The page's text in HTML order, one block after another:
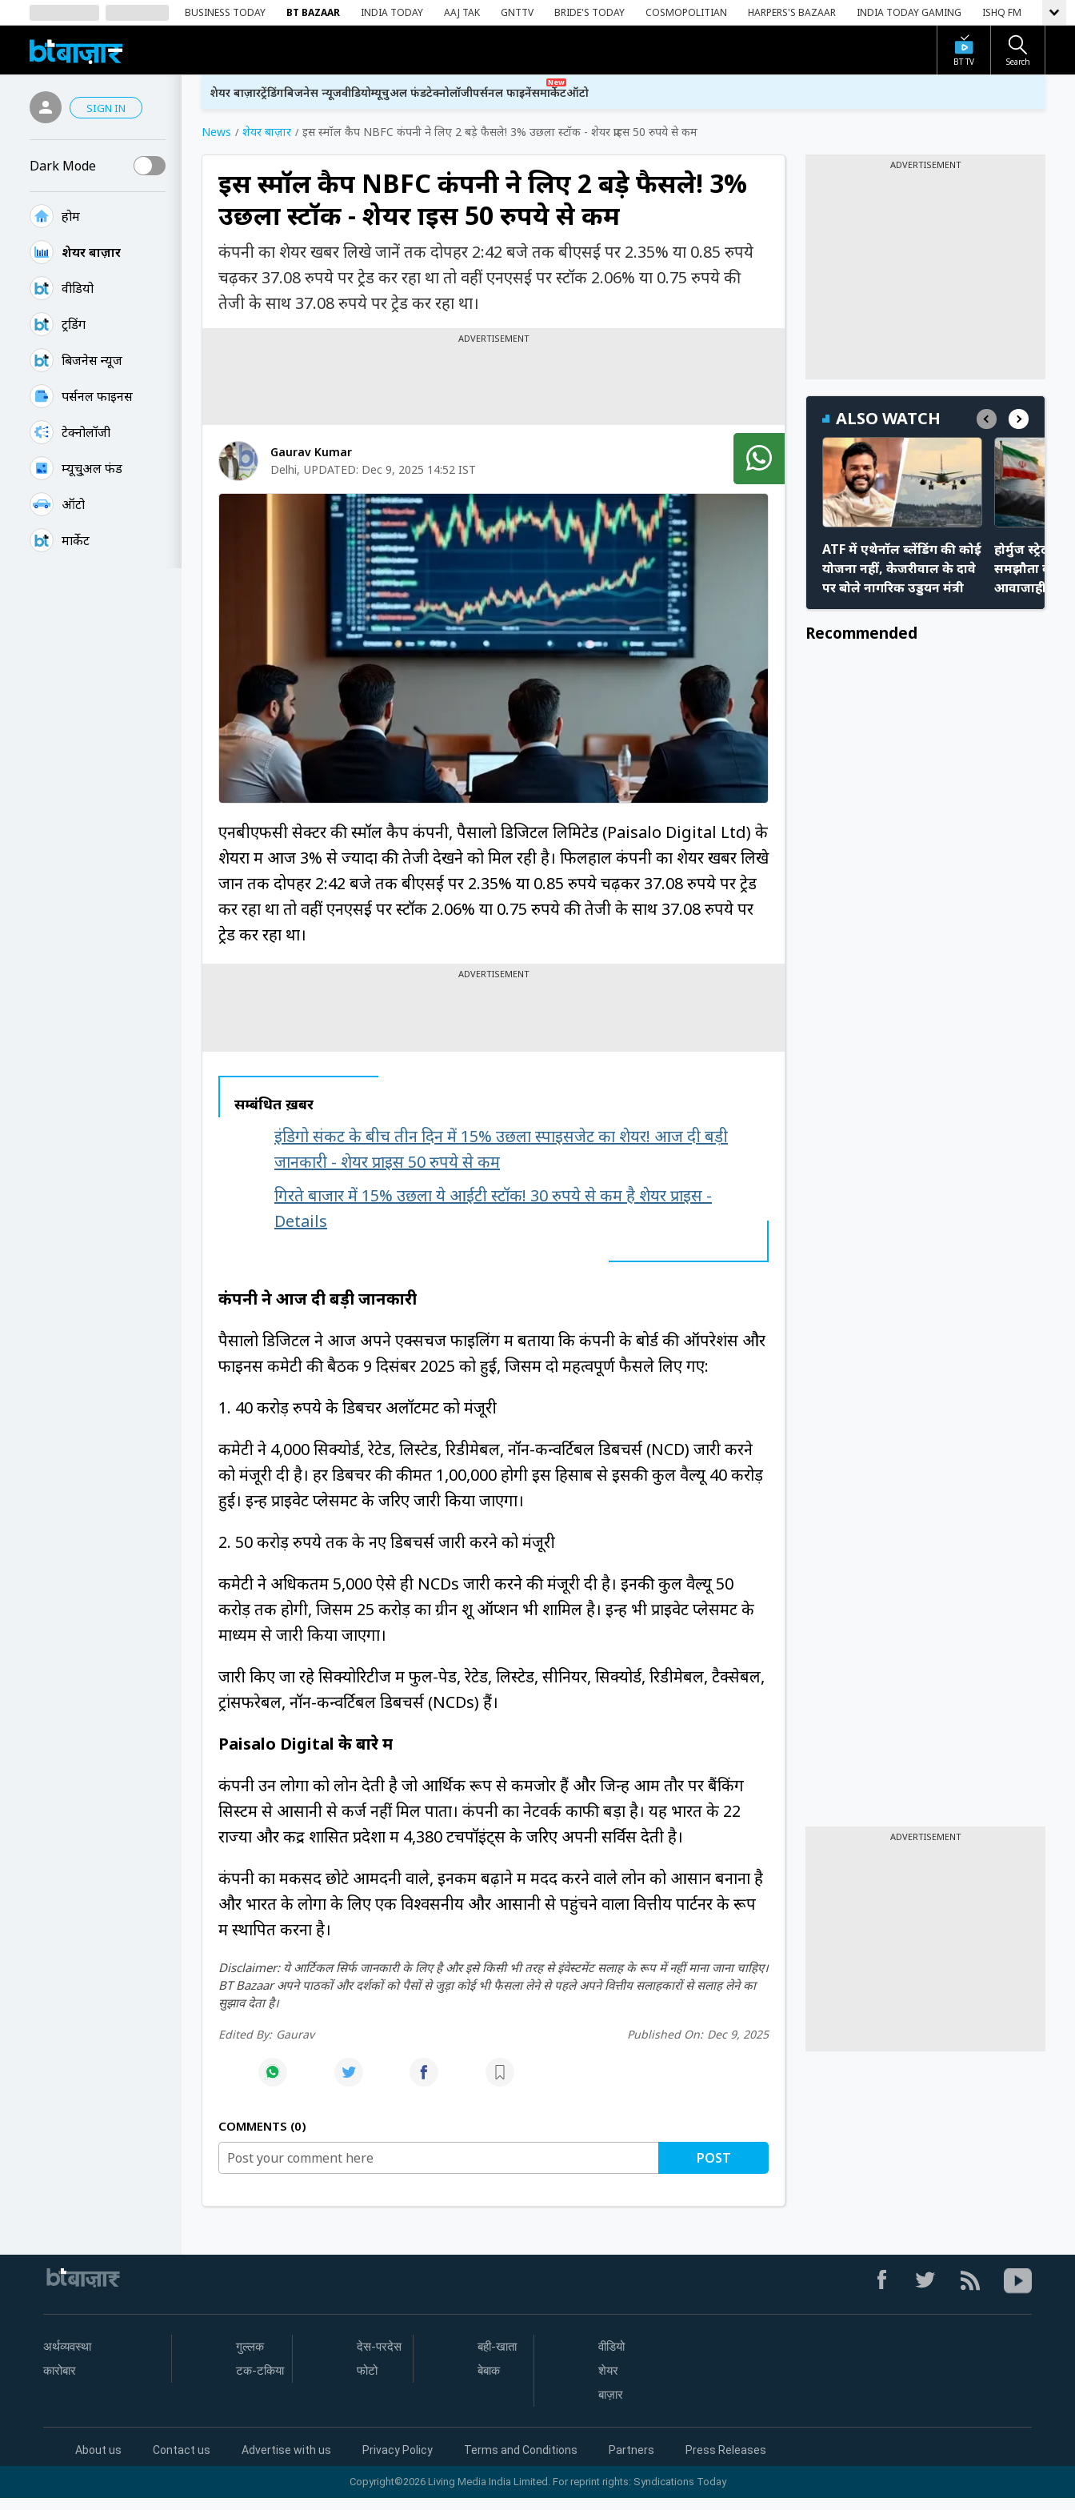
BUSINESS TODAY BT BAZAAR INDIA TODAY AAJ TAK GNTTV BRIDE'S TODAY COSMOPOLITIAN HARPERS'S BAZAAR INDIA TODAY GAMING ISHQ FM
BT TV Search
SIGN IN
Dark Mode
होम
शेयर बाज़ार
वीडियो
ट्रेंडिंग
बिजनेस न्यूज
पर्सनल फाइनेंस
टेक्नोलॉजी
म्यूचु्अल फंड
ऑटो
मार्केट
शेयर बाज़ारट्रेंडिंगबिजनेस न्यूजवीडियोम्यूचुअल फंडटेक्नोलॉजीपर्सनल फाइनेंस
New
मार्केटऑटो
News शेयर बाज़ार इस स्मॉल कैप NBFC कंपनी ने लिए 2 बड़े फैसले! 3% उछला स्टॉक - शेयर प्राइस 50 रुपये से कम
इस स्मॉल कैप NBFC कंपनी ने लिए 2 बड़े फैसले! 3%
उछला स्टॉक - शेयर प्राइस 50 रुपये से कम
कंपनी का शेयर खबर लिखे जानें तक दोपहर 2:42 बजे तक बीएसई पर 2.35% या 0.85 रुपये
चढ़कर 37.08 रुपये पर ट्रेड कर रहा था तो वहीं एनएसई पर स्टॉक 2.06% या 0.75 रुपये की
तेजी के साथ 37.08 रुपये पर ट्रेड कर रहा था।
ADVERTISEMENT
Gaurav Kumar
Delhi, UPDATED: Dec 9, 2025 14:52 IST
एनबीएफसी सेक्टर की स्मॉल कैप कंपनी, पैसालो डिजिटल लिमिटेड (Paisalo Digital Ltd) के
शेयरों में आज 3% से ज्यादा की तेजी देखने को मिल रही है। फिलहाल कंपनी का शेयर खबर लिखे
जानें तक दोपहर 2:42 बजे तक बीएसई पर 2.35% या 0.85 रुपये चढ़कर 37.08 रुपये पर ट्रेड
कर रहा था तो वहीं एनएसई पर स्टॉक 2.06% या 0.75 रुपये की तेजी के साथ 37.08 रुपये पर
ट्रेड कर रहा था।
ADVERTISEMENT
सम्बंधित ख़बरें
इंडिगो संकट के बीच तीन दिन में 15% उछला स्पाइसजेट का शेयर! आज दी बड़ी
जानकारी - शेयर प्राइस 50 रुपये से कम
गिरते बाजार में 15% उछला ये आईटी स्टॉक! 30 रुपये से कम है शेयर प्राइस -
Details
कंपनी ने आज दी बड़ी जानकारी
पैसालो डिजिटल ने आज अपने एक्सचेंज फाइलिंग में बताया कि कंपनी के बोर्ड की ऑपरेशंस और
फाइनेंस कमेटी की बैठक 9 दिसंबर 2025 को हुई, जिसमें दो महत्वपूर्ण फैसले लिए गए:
1. 40 करोड़ रुपये के डिबेंचर अलॉटमेंट को मंजूरी
कमेटी ने 4,000 सिक्योर्ड, रेटेड, लिस्टेड, रिडीमेबल, नॉन-कन्वर्टिबल डिबेंचर्स (NCD) जारी करने
को मंजूरी दी है। हर डिबेंचर की कीमत ₹1,00,000 होगी इस हिसाब से इसकी कुल वैल्यू ₹40 करोड़
हुई। इन्हें प्राइवेट प्लेसमेंट के जरिए जारी किया जाएगा।
2. 50 करोड़ रुपये तक के नए डिबेंचर्स जारी करने को मंजूरी
कमेटी ने अधिकतम 5,000 ऐसे ही NCDs जारी करने की मंजूरी दी है। इनकी कुल वैल्यू ₹50
करोड़ तक होगी, जिसमें ₹25 करोड़ का ग्रीन शू ऑप्शन भी शामिल है। इन्हें भी प्राइवेट प्लेसमेंट के
माध्यम से जारी किया जाएगा।
जारी किए जा रहे सिक्योरिटीज में फुल-पेड, रेटेड, लिस्टेड, सीनियर, सिक्योर्ड, रिडीमेबल, टैक्सेबल,
ट्रांसफरेबल, नॉन-कन्वर्टिबल डिबेंचर्स (NCDs) हैं।
Paisalo Digital के बारे में
कंपनी उन लोगों को लोन देती है जो आर्थिक रूप से कमजोर हैं और जिन्हें आम तौर पर बैंकिंग
सिस्टम से आसानी से कर्ज नहीं मिल पाता। कंपनी का नेटवर्क काफी बड़ा है। यह भारत के 22
राज्यों और केंद्र शासित प्रदेशों में 4,380 टचपॉइंट्स के जरिए अपनी सर्विस देती है।
कंपनी का मकसद छोटे आमदनी वाले, इनकम बढ़ाने में मदद करने वाले लोन को आसान बनाना है
और भारत के लोगों के लिए एक विश्वसनीय और आसानी से पहुंचने वाला वित्तीय पार्टनर के रूप
में स्थापित करना है।
Disclaimer: ये आर्टिकल सिर्फ जानकारी के लिए है और इसे किसी भी तरह से इंवेस्टमेंट सलाह के रूप में नहीं माना जाना चाहिए।
BT Bazaar अपने पाठकों और दर्शकों को पैसों से जुड़ा कोई भी फैसला लेने से पहले अपने वित्तीय सलाहकारों से सलाह लेने का
सुझाव देता है।
Edited By: Gaurav Published On: Dec 9, 2025
COMMENTS 0
POST
ADVERTISEMENT
ALSO WATCH
ATF में एथेनॉल ब्लेंडिंग की कोई
योजना नहीं, केजरीवाल के दावे
पर बोले नागरिक उड्डयन मंत्री
होर्मुज स्ट्रेट
समझौता
आवाजाही हो
Recommended
ADVERTISEMENT
अर्थव्यवस्था
कारोबार
गुल्लक
टक-टकिया
देस-परदेस
फोटो
बही-खाता
बेबाक
वीडियो
शेयर
बाज़ार
About us Contact us Advertise with us Privacy Policy Terms and Conditions Partners Press Releases
Copyright©2026 Living Media India Limited. For reprint rights: Syndications Today